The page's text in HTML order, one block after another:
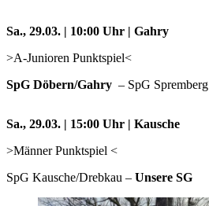
Sa., 29.03. | 10:00 Uhr | Gahry
>A-Junioren Punktspiel<
SpG Döbern/Gahry – SpG Spremberg
Sa., 29.03. | 15:00 Uhr | Kausche
>Männer Punktspiel <
SpG Kausche/Drebkau – Unsere SG